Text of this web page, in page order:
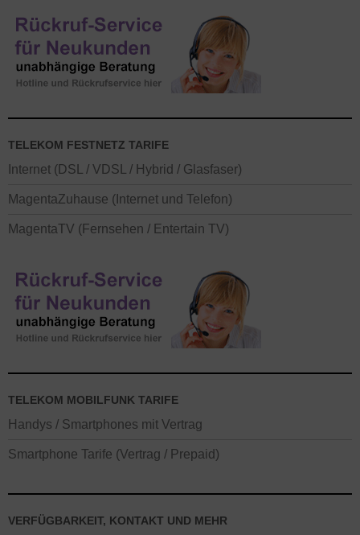
TELEKOM FESTNETZ TARIFE
Internet (DSL / VDSL / Hybrid / Glasfaser)
MagentaZuhause (Internet und Telefon)
MagentaTV (Fernsehen / Entertain TV)
TELEKOM MOBILFUNK TARIFE
Handys / Smartphones mit Vertrag
Smartphone Tarife (Vertrag / Prepaid)
VERFÜGBARKEIT, KONTAKT UND MEHR